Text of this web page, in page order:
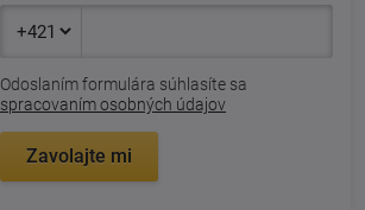
Odoslaním formulára súhlasíte sa
spracovaním osobných údajov
Zavolajte mi